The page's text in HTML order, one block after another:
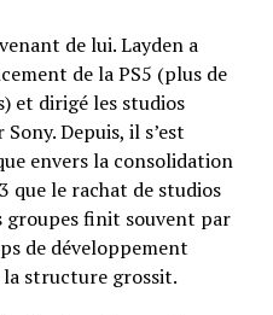
de lui. Layden a
de la PS5 (plus de
et dirigé les studios
Depuis, il s’est
envers la consolidation
que le rachat de studios
groupes finit souvent par
de développement
la structure grossit.